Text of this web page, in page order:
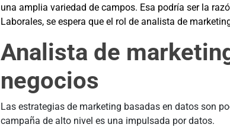
una amplia variedad de campos. Esa podría ser la
Laborales, se espera que el rol de analista de
Analista de
negocios
Las estrategias de marketing basadas en datos son
campaña de alto nivel es una impulsada por datos.